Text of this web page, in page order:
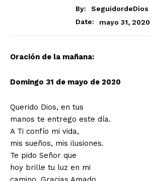
By:
SeguidordeDios
Date:
mayo 31, 2020
Oración de la mañana:
Domingo 31 de mayo de 2020
Querido Dios, en tus
manos te entrego este día.
A Ti confío mi vida,
mis sueños, mis ilusiones.
Te pido Señor que
hoy brille tu luz en mi